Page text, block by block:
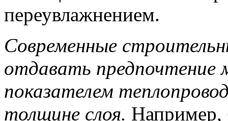
переувлажнением.
Современные
отдавать предпочтение
показателем
толщине слоя. Например,